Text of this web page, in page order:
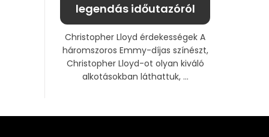
legendás időutazóról
Christopher Lloyd érdekességek A
háromszoros Emmy-díjas színészt,
Christopher Lloyd-ot olyan kiváló
alkotásokban láthattuk, ...